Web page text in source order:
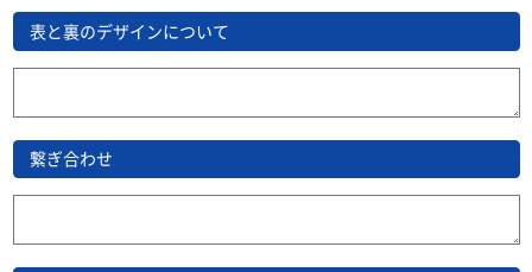
表と裏のデザインについて
繋ぎ合わせ